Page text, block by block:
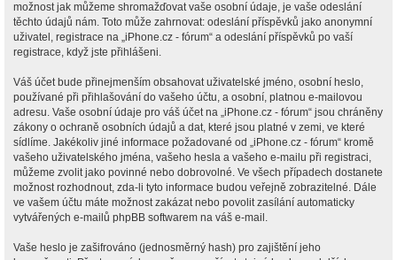
možnost jak můžeme shromažďovat vaše osobní údaje, je vaše odeslání
těchto údajů nám. Toto může zahrnovat: odeslání příspěvků jako anonymní
uživatel, registrace na „iPhone.cz - fórum“ a odeslání příspěvků po vaší
registrace, když jste přihlášeni.
Váš účet bude přinejmenším obsahovat uživatelské jméno, osobní heslo,
používané při přihlašování do vašeho účtu, a osobní, platnou e-mailovou
adresu. Vaše osobní údaje pro váš účet na „iPhone.cz - fórum“ jsou chráněny
zákony o ochraně osobních údajů a dat, které jsou platné v zemi, ve které
sídlíme. Jakékoliv jiné informace požadované od „iPhone.cz - fórum“ kromě
vašeho uživatelského jména, vašeho hesla a vašeho e-mailu při registraci,
můžeme zvolit jako povinné nebo dobrovolné. Ve všech případech dostanete
možnost rozhodnout, zda-li tyto informace budou veřejně zobrazitelné. Dále
ve vašem účtu máte možnost zakázat nebo povolit zasílání automaticky
vytvářených e-mailů phpBB softwarem na váš e-mail.
Vaše heslo je zašifrováno (jednosměrný hash) pro zajištění jeho